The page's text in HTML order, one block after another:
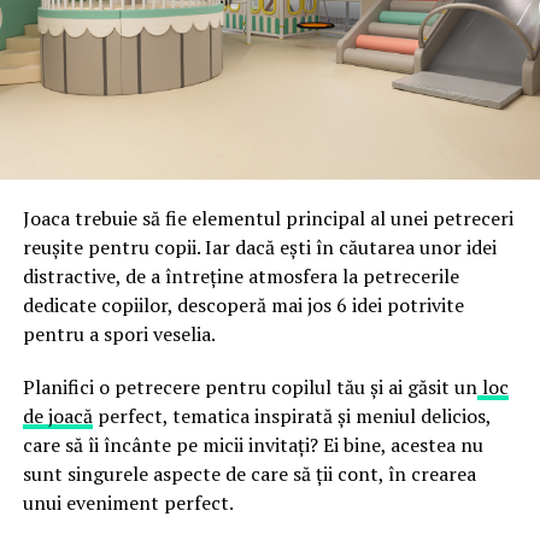
acestor decizii tehnice cu identitatea vizuală a unității,
astfel încât confortul și estetica să funcționeze
împreună, nu în tensiune una cu cealaltă, pe toată
durata de viață a amenajării, indiferent de câte sezoane
ceea ce crește riscul de email spoofing, phishing și
fraude care exploatează încrederea în brand.
Directoratul Național de Securitate Cibernetică (DNSC)
financiare. Instituția recomandă verificarea atentă a
sursei mesajelor și raportarea incidentelor la numărul
unic 1911.
Campaniile identificate în ultimele săptămâni folosesc
false de streaming, coduri QR malițioase și mesaje care
promit bilete, rambursări, premii sau acces gratuit la
meciuri. FBI a emis în luna mai un avertisment privind
site-urile care clonează platforma oficială prin
modificări minore ale denumirii domeniului, precum
Joaca trebuie să fie elementul principal al unei petreceri
reușite pentru copii. Iar dacă ești în căutarea unor idei
distractive, de a întreține atmosfera la petrecerile
dedicate copiilor, descoperă mai jos 6 idei potrivite
pentru a spori veselia.
Planifici o petrecere pentru copilul tău și ai găsit unloc
de joacăperfect, tematica inspirată și meniul delicios,
care să îi încânte pe micii invitați? Ei bine, acestea nu
sunt singurele aspecte de care să ții cont, în crearea
unui eveniment perfect.